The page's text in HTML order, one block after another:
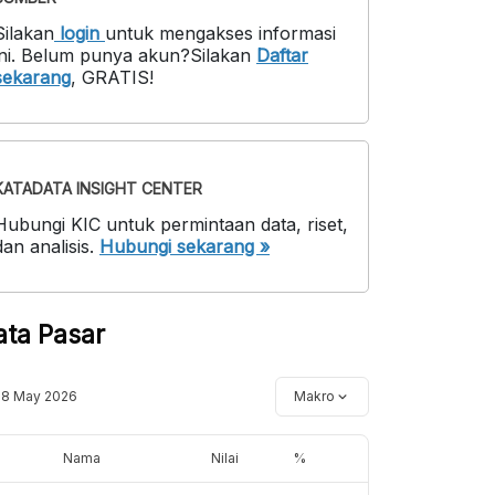
login untuk mengakses informasi
. Belum punya akun?Silakan Daftar
, GRATIS!
INSIGHT CENTER
KIC untuk permintaan data, riset,
analisis. Hubungi sekarang »
Pasar
May 2026 Makro
Nama Nilai %